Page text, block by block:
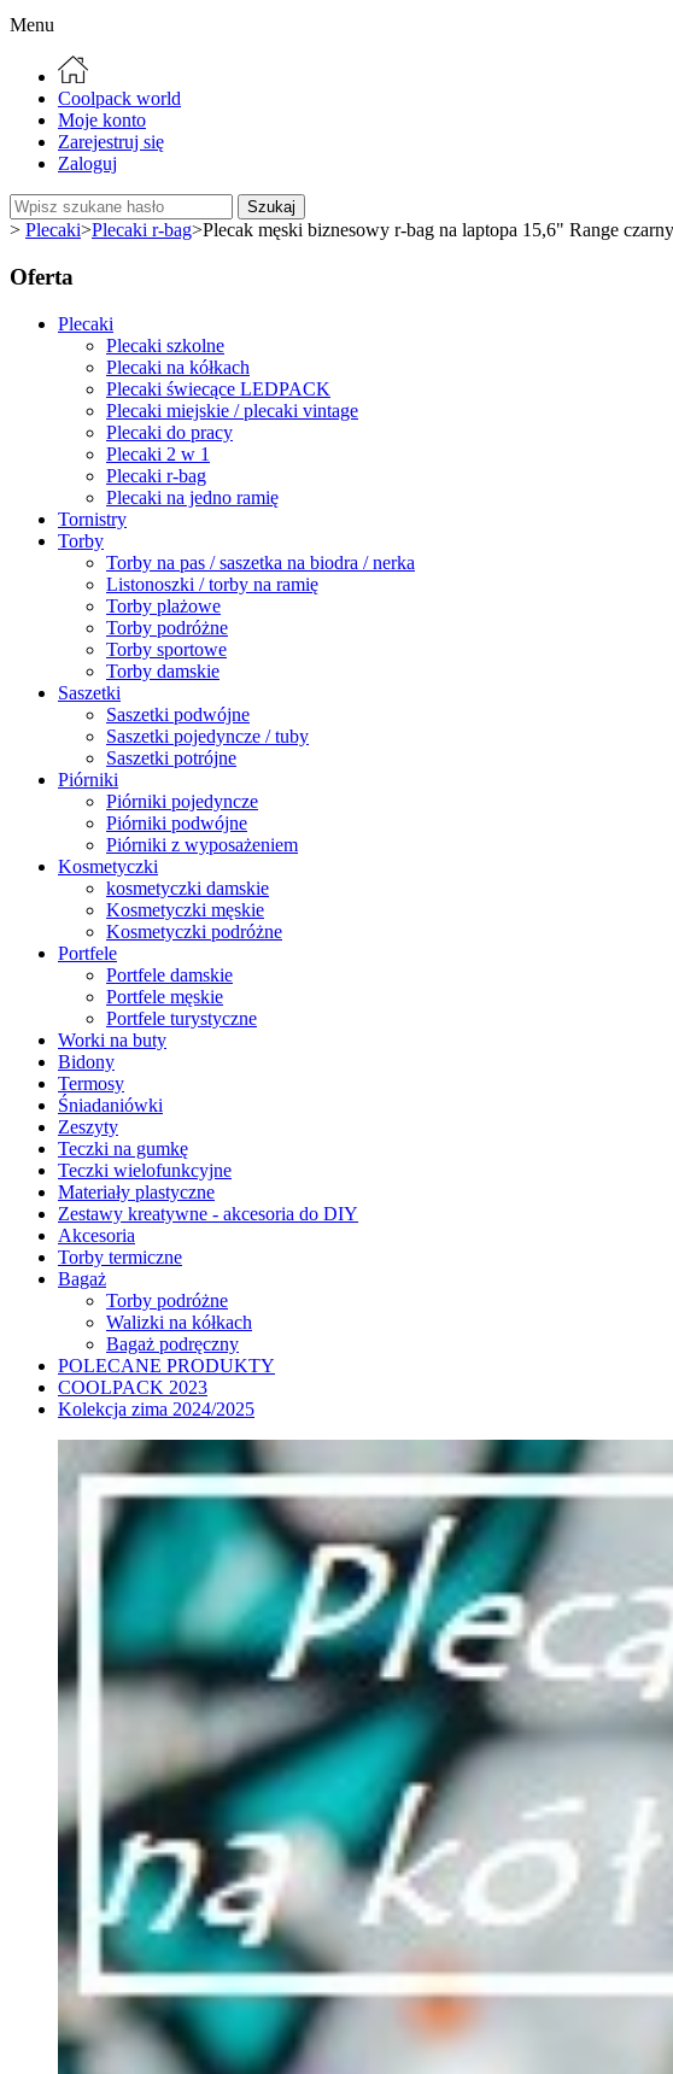
Menu
Coolpack world
Moje konto
Zarejestruj się
Zaloguj
Szukaj
> Plecaki>Plecaki r-bag>Plecak męski biznesowy r-bag na laptopa 15,6" Range
Oferta
Plecaki
Plecaki szkolne
Plecaki na kółkach
Plecaki świecące LEDPACK
Plecaki miejskie / plecaki vintage
Plecaki do pracy
Plecaki 2 w 1
Plecaki r-bag
Plecaki na jedno ramię
Tornistry
Torby
Torby na pas / saszetka na biodra / nerka
Listonoszki / torby na ramię
Torby plażowe
Torby podróżne
Torby sportowe
Torby damskie
Saszetki
Saszetki podwójne
Saszetki pojedyncze / tuby
Saszetki potrójne
Piórniki
Piórniki pojedyncze
Piórniki podwójne
Piórniki z wyposażeniem
Kosmetyczki
kosmetyczki damskie
Kosmetyczki męskie
Kosmetyczki podróżne
Portfele
Portfele damskie
Portfele męskie
Portfele turystyczne
Worki na buty
Bidony
Termosy
Śniadaniówki
Zeszyty
Teczki na gumkę
Teczki wielofunkcyjne
Materiały plastyczne
Zestawy kreatywne - akcesoria do DIY
Akcesoria
Torby termiczne
Bagaż
Torby podróżne
Walizki na kółkach
Bagaż podręczny
POLECANE PRODUKTY
COOLPACK 2023
Kolekcja zima 2024/2025